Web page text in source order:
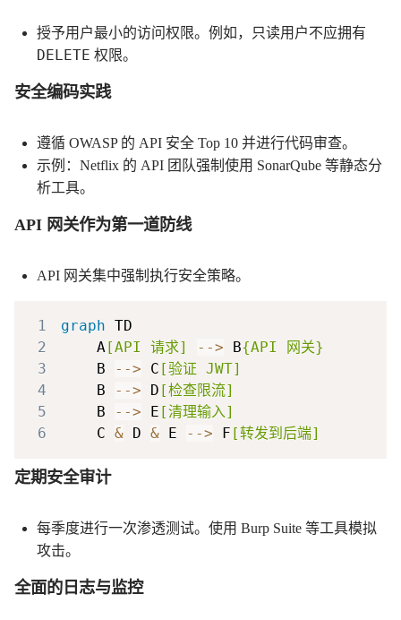
授予用户最小的访问权限。例如，只读用户不应拥有
DELETE 权限。
安全编码实践
遵循 OWASP 的 API 安全 Top 10 并进行代码审查。
示例：Netflix 的 API 团队强制使用 SonarQube 等静态分
析工具。
API 网关作为第一道防线
API 网关集中强制执行安全策略。
1 graph
2
    A
[API 请求] --> B{API 网关}
3
    B
--> C [验证 JWT]
4
    B
--> D [检查限流]
5
    B
--> E [清理输入]
6
    C
& D & E --> F [转发到后端]
定期安全审计
每季度进行一次渗透测试。使用 Burp Suite 等工具模拟
攻击。
全面的日志与监控